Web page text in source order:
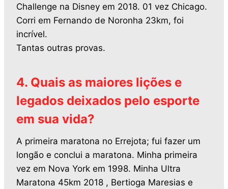
Challenge na Disney em 2018. 01 vez Chicago.
Corri em Fernando de Noronha 23km, foi
incrível.
Tantas outras provas.
4. Quais as maiores lições e
legados deixados pelo esporte
em sua vida?
A primeira maratona no Errejota; fui fazer um
longão e conclui a maratona. Minha primeira
vez em Nova York em 1998. Minha Ultra
Maratona 45km 2018 , Bertioga Maresias e